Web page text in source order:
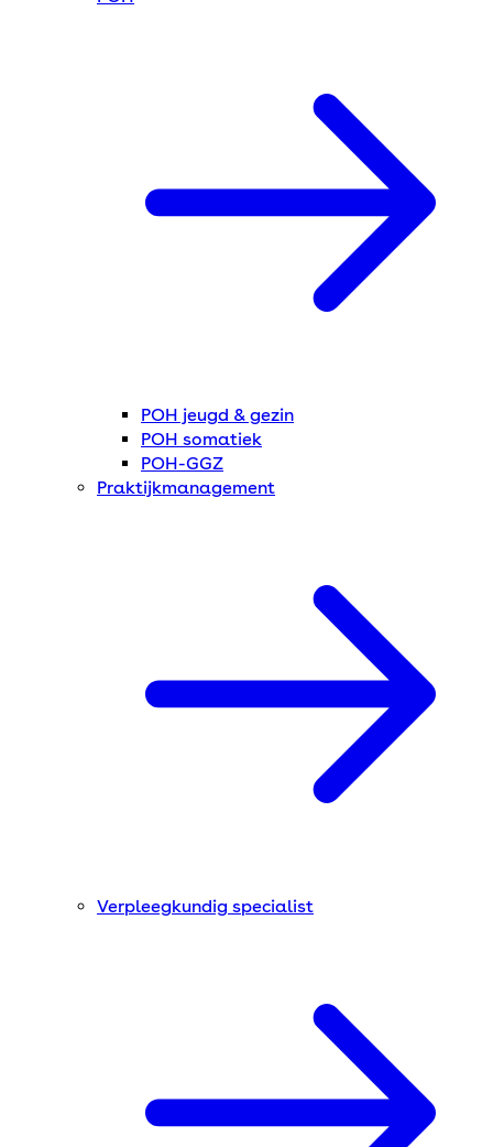
POH jeugd & gezin
POH somatiek
POH-GGZ
Praktijkmanagement
Verpleegkundig specialist